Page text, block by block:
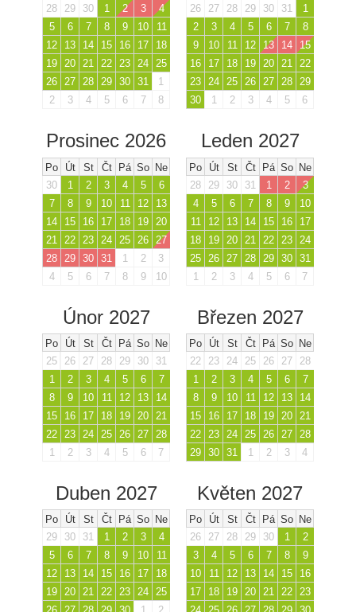
28
29 30 1 2 3
4
5
6 7 8 9 10
11
12
13 14 15 16 17
18
19 20 21 22 23 24 25
26 27 28 29 30 31
1
2
3 4 5 6 7 8
26
27 28 29 30 31
1
2
3 4 5 6 7
8
9
10 11 12 13 14
15
16
17 18 19 20 21 22
23 24 25 26 27 28 29
30
1 2 3 4 5 6
Prosinec 2026
Po Út St Čt Pá So Ne
30
1 2 3 4 5
6
7
8 9 10 11 12
13
14
15 16 17 18 19
20
21
22 23 24 25 26
27
28
29 30 31 1 2
3
4
5 6 7 8 9 10
Leden 2027
Po Út St Čt Pá So Ne
28
29 30 31 1 2
3
4
5 6 7 8 9
10
11
12 13 14 15 16
17
18
19 20 21 22 23
24
25
26 27 28 29 30 31
1
2 3 4 5 6 7
Únor 2027
Po Út St Čt Pá So Ne
25
26 27 28 29 30
31
1
2 3 4 5 6
7
8
9 10 11 12 13
14
15
16 17 18 19 20
21
22
23 24 25 26 27
28
1
2 3 4 5 6 7
Březen 2027
Po Út St Čt Pá So Ne
22
23 24 25 26 27
28
1
2 3 4 5 6
7
8
9 10 11 12 13
14
15
16 17 18 19 20
21
22
23 24 25 26 27
28
29 30 31 1 2 3 4
Duben 2027
Po Út St Čt Pá So Ne
29
30 31 1 2 3
4
5
6 7 8 9 10
11
12
13 14 15 16 17
18
19 20 21 22 23 24 25
Květen 2027
Po Út St Čt Pá So Ne
26
27 28 29 30 1
2
3
4 5 6 7 8
9
10
11 12 13 14 15
16
17
18 19 20 21 22 23